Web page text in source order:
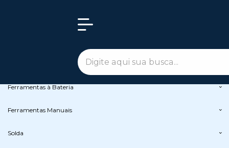
Ferramentas à Bateria
Ferramentas Manuais
Solda